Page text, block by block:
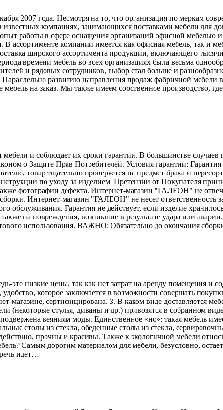
2007 года. Несмотря на то, что организация по меркам
компаниях, занимающихся поставками мебели для
работы в сфере оснащения организаций офисной мебелью
ассортименте компании имеется как офисная мебель, так и
широкого ассортимента продукции, включающего
времени мебель во всех организациях была весьма
и рядовых сотрудников, выбор стал больше и
развитию направления продаж фабричной мебели
на заказ. Мы также имеем собственное производство,
и соблюдает их сроки гарантии. В большинстве случаев
о Защите Прав Потребителей. Условия гарантии:
товар тщательно проверяется на предмет брака и
по уходу за изделием. Претензии от Покупателя
фотографии дефекта. Интернет-магазин "ГАЛЕОН" не
Интернет-магазин "ГАЛЕОН" не несет ответственность
обслуживания. Гарантия не действует, если изделие
на повреждения, возникшие в результате удара или
использования. ВАЖНО: Обязательно до окончания
это низкие цены, так как нет затрат на аренду помещения и
которое заключается в возможности совершать
магазине, сертифицирована. 3. В каком виде доставляется
(некоторые стулья, диваны и др.) привозятся в собранном
веяниям моды. Единственное «но»: такая мебель
столы из стекла, обеденные столы из стекла,
прочны и красивы. Также к экологичной мебели
Самым дорогим материалом для мебели, безусловно,
идет…